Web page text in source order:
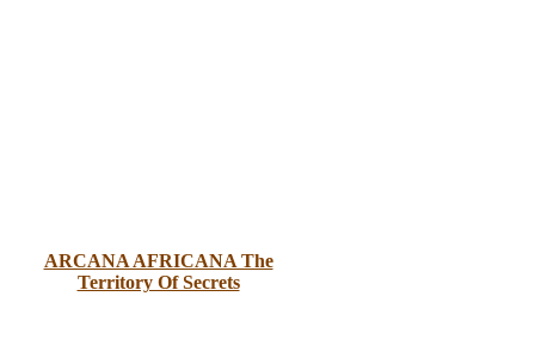
ARCANA AFRICANA The
Territory Of Secrets